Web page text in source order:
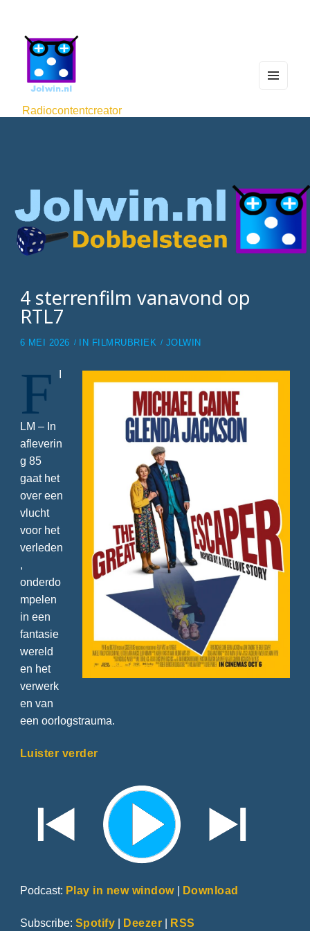
Radiocontentcreator
WIDG
4 sterrenfilm vanavond op
RTL7
6 MEI 2026 IN FILMRUBRIEK JOLWIN
F
LM – In
afleverin
g 85
gaat het
over een
vlucht
voor het
verleden
,
onderdo
mpelen
in een
fantasie
wereld
en het
verwerk
en van
een oorlogstrauma.
Luister verder
Podcast: Play in new window| Download
Subscribe: Spotify | Deezer | RSS